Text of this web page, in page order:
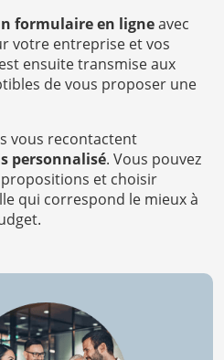
formulaire en ligneavec
votre entreprise et vos
ensuite transmise aux
de vous proposer une
vous recontactent
personnalisé. Vous pouvez
et choisir
qui correspond le mieux à